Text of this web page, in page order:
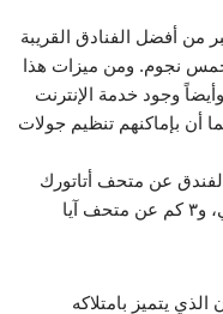
من أفضل الفنادق القريبة
نجوم. ومن ميزات هذا
وجود خدمة الإنترنت
بإماكنهم تنظيم جولات
عن متحف أتاتورك
حوالي ٢٠٠م و٥ كم عن المطار الدولي، و٣ كم عن متحف آيا
يتميز بامتلاكه